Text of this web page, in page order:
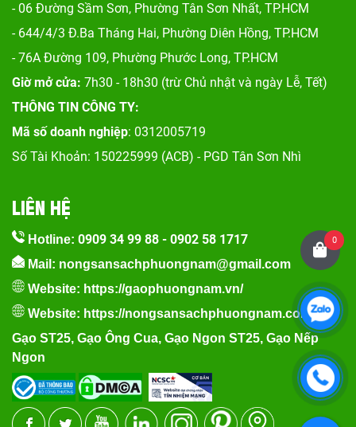
- 06 Đường Sầm Sơn, Phường Tân Sơn Nhất, TP.HCM
- 644/4/3 Đ.Ba Tháng Hai, Phường Diên Hồng, TP.HCM
- 76A Đường 109, Phường Phước Long, TP.HCM
Giờ mở cửa: 7h30 - 18h30 (trừ Chủ nhật và ngày Lễ, Tết)
THÔNG TIN CÔNG TY:
Mã số doanh nghiệp: 0312005719
Số Tài Khoản: 150225999 (ACB) - PGD Tân Sơn Nhì
LIÊN HỆ
Hotline: 0909 34 99 88 - 0902 58 1717
Mail: nongsansachphuongnam@gmail.com
Website: https://gaophuongnam.vn/
Website: https://nongsansachphuongnam.com
Gạo ST25, Gạo Ông Cua, Gạo Ngon ST25, Gạo Nếp
Ngon
0